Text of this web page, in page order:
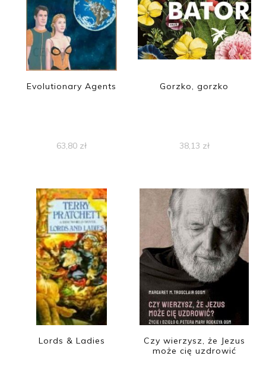
Evolutionary Agents
63,80 zł
Gorzko, gorzko
38,13 zł
Lords & Ladies
Czy wierzysz, że Jezus
może cię uzdrowić